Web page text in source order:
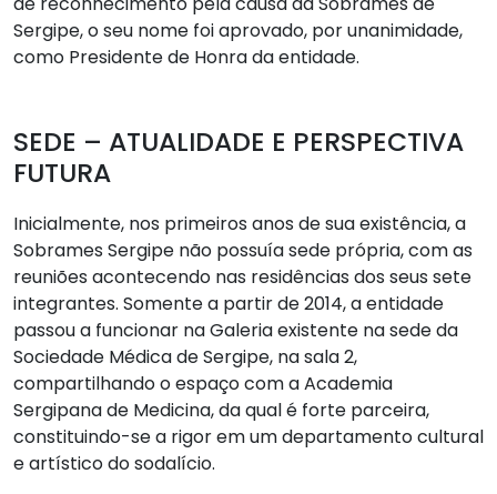
Sergipe, o seu nome foi aprovado, por unanimidade,
como Presidente de Honra da entidade.
SEDE – ATUALIDADE E PERSPECTIVA
FUTURA
Inicialmente, nos primeiros anos de sua existência, a
Sobrames Sergipe não possuía sede própria, com as
reuniões acontecendo nas residências dos seus sete
integrantes. Somente a partir de 2014, a entidade
passou a funcionar na Galeria existente na sede da
Sociedade Médica de Sergipe, na sala 2,
compartilhando o espaço com a Academia
Sergipana de Medicina, da qual é forte parceira,
constituindo-se a rigor em um departamento cultural
e artístico do sodalício.